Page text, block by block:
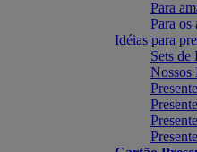
Para
Para os
Idéias para
Sets de
Nossos